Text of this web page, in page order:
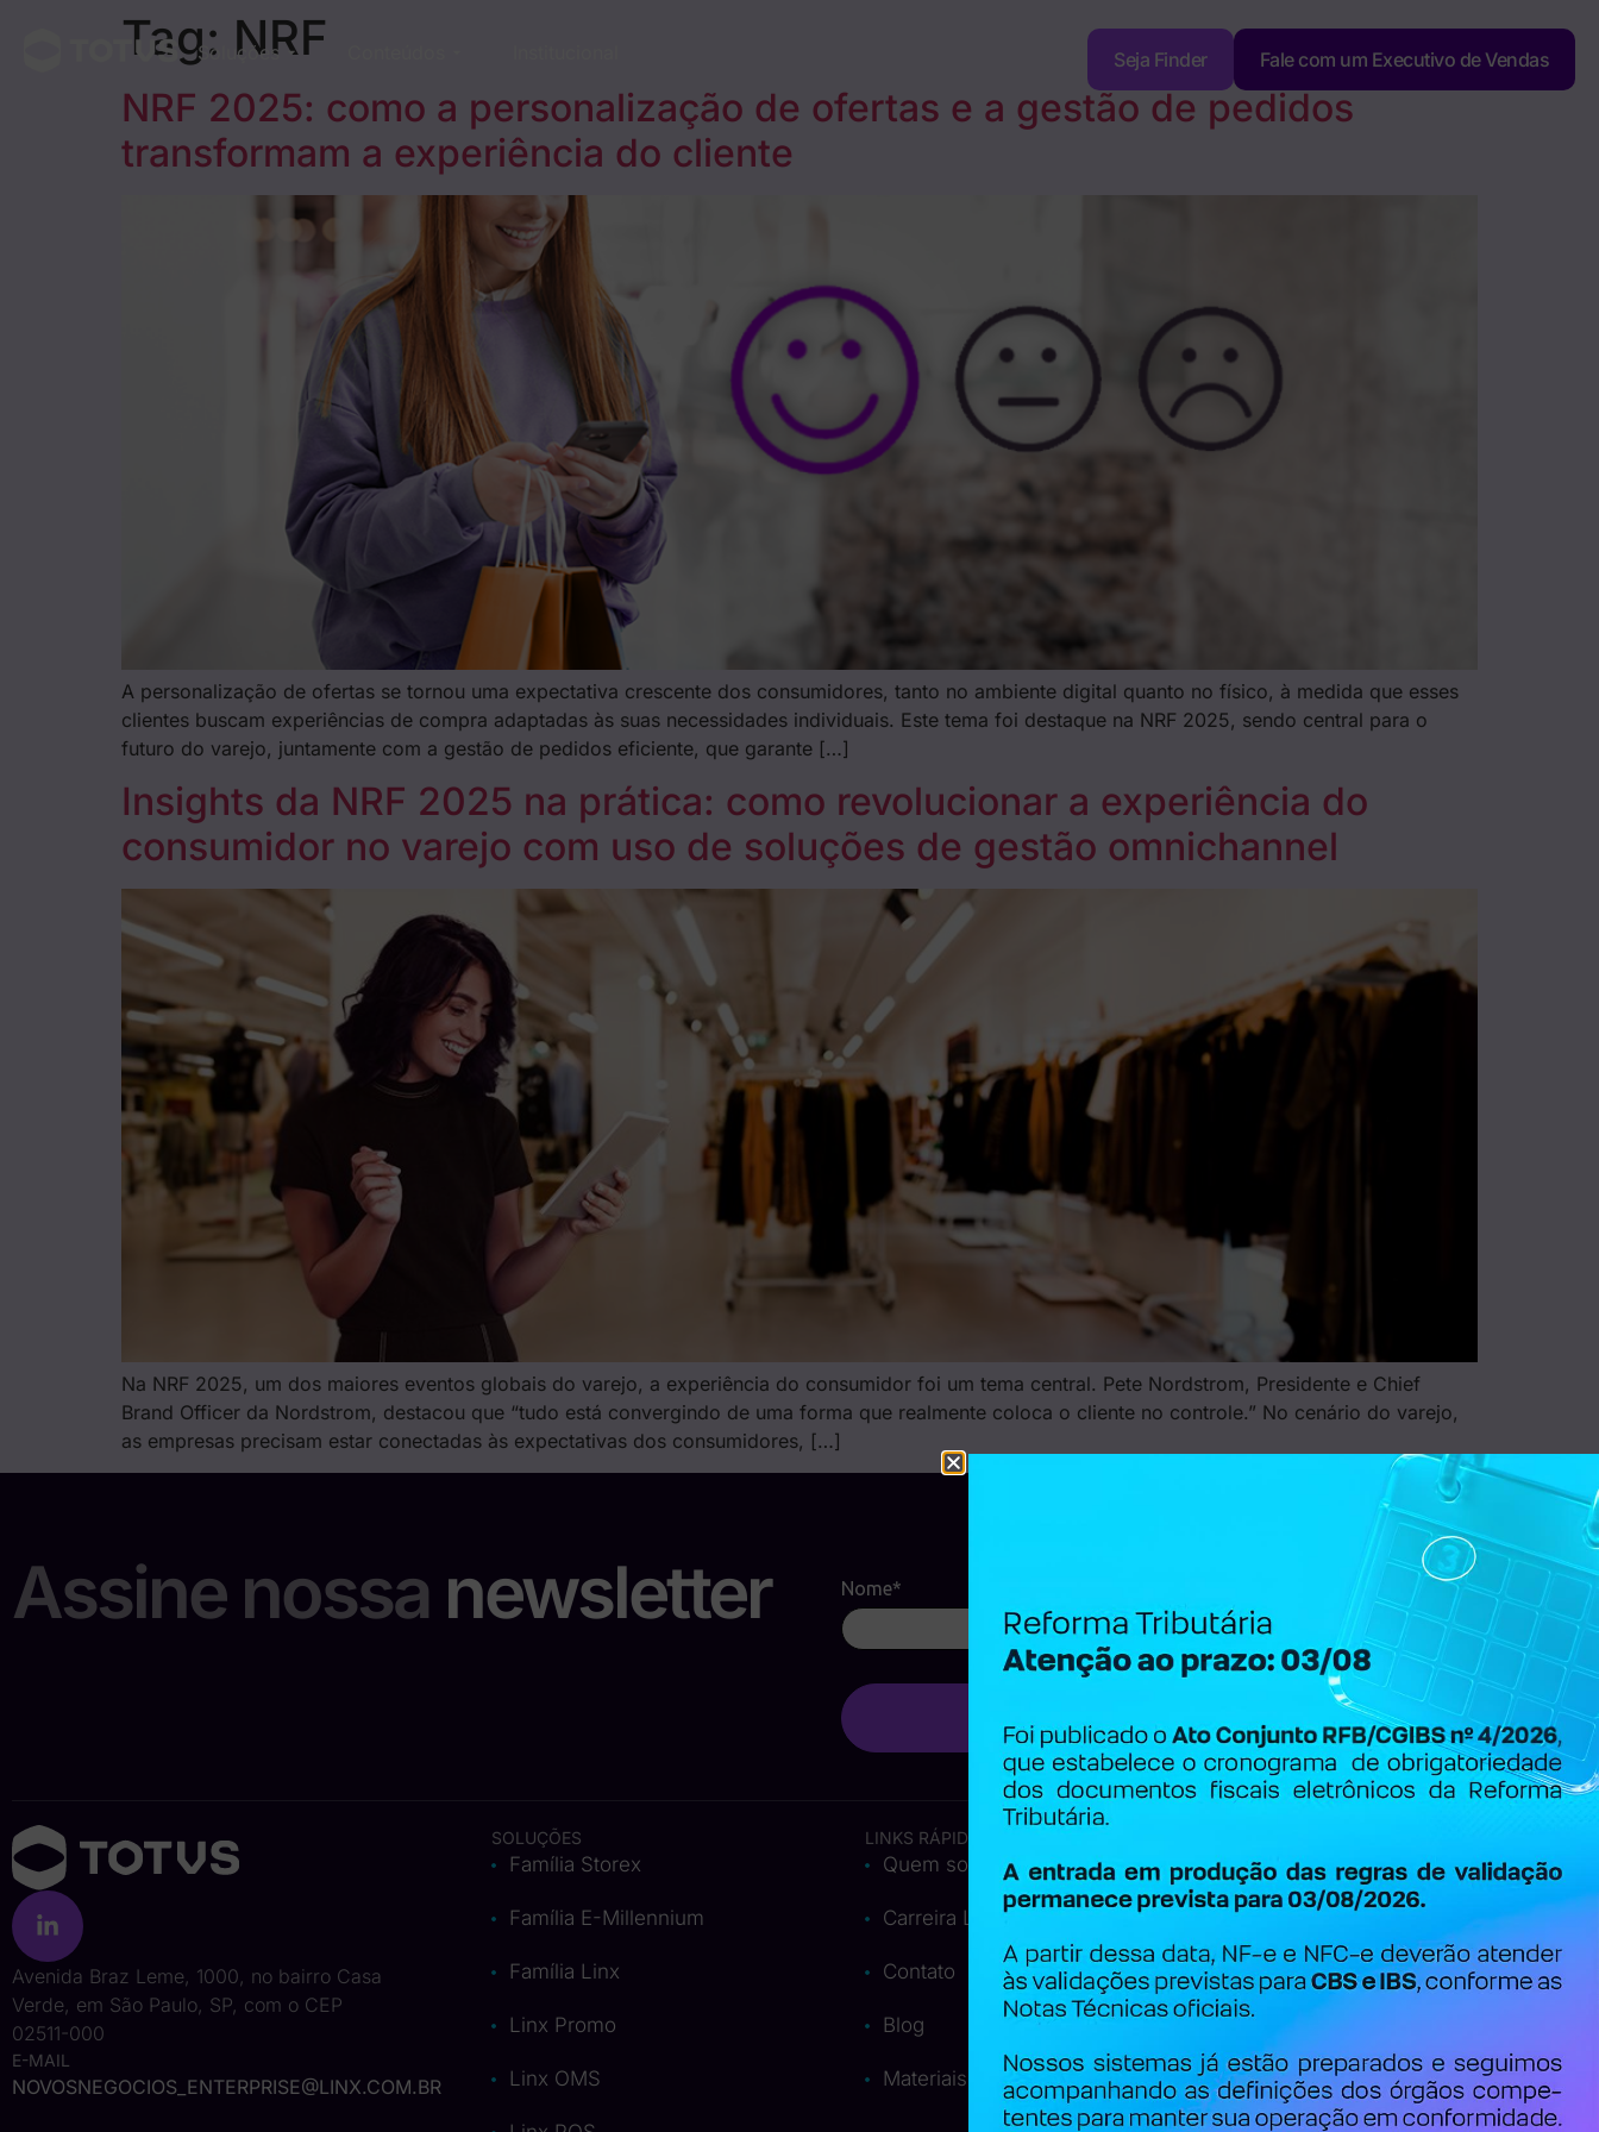
Soluções Seja Finder Fale com um Executivo de Vendas
Tag: NRF
NRF 2025: como a personalização de ofertas e a gestão de pedidos
transformam a experiência do cliente
A personalização de ofertas se tornou uma expectativa crescente dos consumidores, tanto no ambiente digital quanto no físico, à medida que esses
clientes buscam experiências de compra adaptadas às suas necessidades individuais. Este tema foi destaque na NRF 2025, sendo central para o
futuro do varejo, juntamente com a gestão de pedidos eficiente, que garante […]
Insights da NRF 2025 na prática: como revolucionar a experiência do
consumidor no varejo com uso de soluções de gestão omnichannel
Na NRF 2025, um dos maiores eventos globais do varejo, a experiência do consumidor foi um tema central. Pete Nordstrom, Presidente e Chief
Brand Officer da Nordstrom, destacou que “tudo está convergindo de uma forma que realmente coloca o cliente no controle.” No cenário do varejo,
as empresas precisam estar conectadas às expectativas dos consumidores, […]
Assine nossa newsletter Nome*
Cadastrar
Avenida Braz Leme, 1000, no bairro Casa
Verde, em São Paulo, SP, com o CEP
02511-000
E-MAIL
NOVOSNEGOCIOS_ENTERPRISE@LINX.COM.BR
SOLUÇÕES
Família Storex
Família E-Millennium
Família Linx
Linx Promo
Linx OMS
LINKS RÁPIDOS
Quem somos
Carreira Linx
Contato
Blog
Materiais Ricos
Cookies
Privacidade